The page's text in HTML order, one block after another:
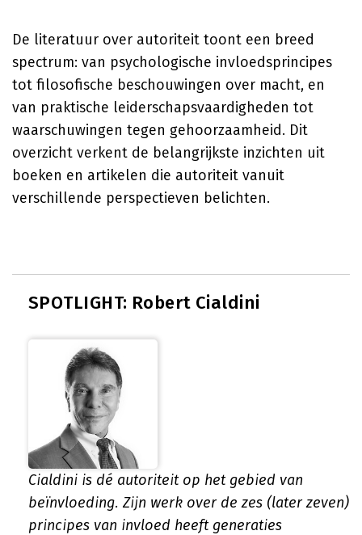
De literatuur over autoriteit toont een breed
spectrum: van psychologische invloedsprincipes
tot filosofische beschouwingen over macht, en
van praktische leiderschapsvaardigheden tot
waarschuwingen tegen gehoorzaamheid. Dit
overzicht verkent de belangrijkste inzichten uit
boeken en artikelen die autoriteit vanuit
verschillende perspectieven belichten.
SPOTLIGHT: Robert Cialdini
Cialdini is dé autoriteit op het gebied van
beïnvloeding. Zijn werk over de zes (later zeven)
principes van invloed heeft generaties